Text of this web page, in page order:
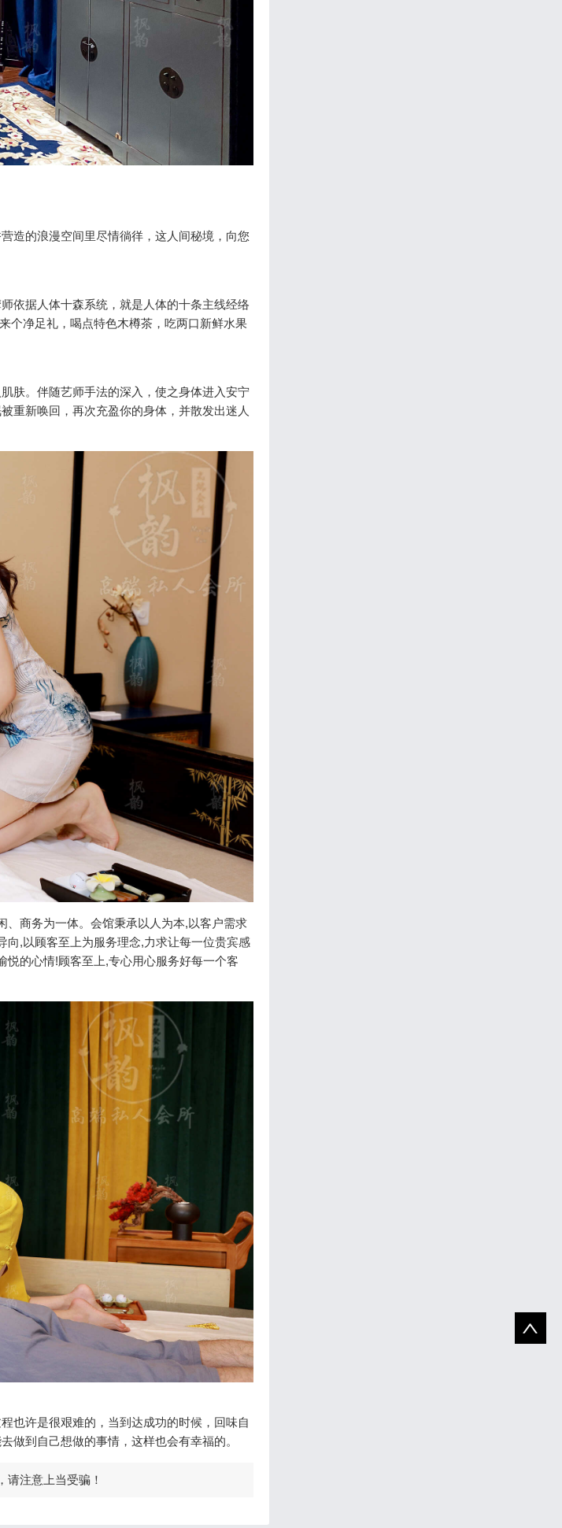
造的浪漫空间里尽情徜徉，这人间秘境，向您
依据人体十森系统，就是人体的十条主线经络
个净足礼，喝点特色木樽茶，吃两口新鲜水果
肤。伴随艺师手法的深入，使之身体进入安宁
重新唤回，再次充盈你的身体，并散发出迷人
、商务为一体。会馆秉承以人为本,以客户需求
向,以顾客至上为服务理念,力求让每一位贵宾感
的心情!顾客至上,专心用心服务好每一个客
也许是很艰难的，当到达成功的时候，回味自
做到自己想做的事情，这样也会有幸福的。
注意上当受骗！